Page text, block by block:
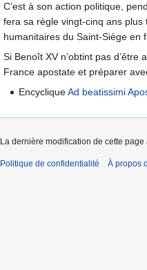
C’est à son action politique,
fera sa règle vingt-cinq ans
humanitaires du Saint-Siège en
Si Benoît XV n’obtint pas
France apostate et préparer
EncycliqueAd beatissimi
La dernière modification de cette
Politique de confidentialité À propos